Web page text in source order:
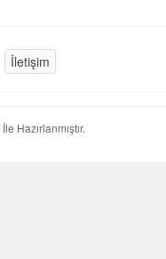
İletişim
İle Hazırlanmıştır.